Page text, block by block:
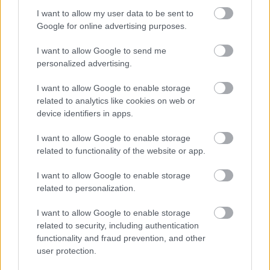
I want to allow my user data to be sent to
Google for online advertising purposes.
I want to allow Google to send me
personalized advertising.
I want to allow Google to enable storage
related to analytics like cookies on web or
device identifiers in apps.
I want to allow Google to enable storage
related to functionality of the website or app.
I want to allow Google to enable storage
related to personalization.
I want to allow Google to enable storage
related to security, including authentication
functionality and fraud prevention, and other
user protection.
Poniżej znajdziesz także ostatnie mecze obu drużyn oraz statystyki
bramkowe.
Pogoń Grodzisk Mazowiecki vs. GKS Tychy - relacja, wynik na
żywo, transmisja
Wynik meczu Pogoń Grodzisk Mazowiecki - GKS Tychy znajdziesz na
naszej stronie zaraz po jego zakończeniu. Jeżeli szukasz informacji
meczowych, zajrzyj tutaj:Pogoń Grodzisk Mazowiecki vs. GKS Tychy -
wynik, składy, strzelcy
Jeżeli w internecie lub TV dostępna jest
albo innych spotkań I liga
na pewno znajdziesz takie informacje na naszym portalu. Możliwe jednak,
że nigdzie nie pojawi się stream online z tego pojedynku. Śledź portal
Asseco Resovia| Developres Rzeszów |ITA TOOLS Stal Mielec
Cellfast Wilki Krosno| Texom Stal Rzeszów|Stal Mielec
Motor Lublin|Stal Rzeszów| Stal Stalowa Wola|Wisła Kraków
Resovia|Wieczysta Kraków